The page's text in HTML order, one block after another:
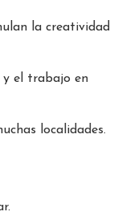
la creatividad
y el trabajo en
localidades.